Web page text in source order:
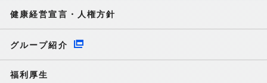
健康経営宣言・人権方針
グループ紹介
福利厚生